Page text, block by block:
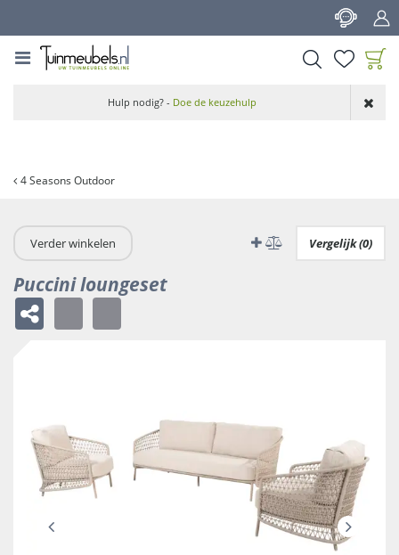
4 Seasons Outdoor
aan wensenlijst
Hulp nodig? - Doe de keuzehulp
Verder winkelen Vergelijk (0)
Puccini loungeset